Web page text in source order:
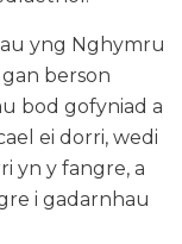
yng Nghymru
berson
bod gofyniad a
ei dorri, wedi
yn y fangre, a
i gadarnhau